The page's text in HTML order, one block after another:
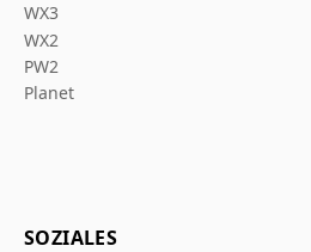
WX3
WX2
PW2
Planet
SOZIALES